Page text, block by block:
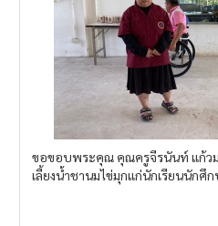
ขอขอบพระคุณ คุณครูจีรนันท์ แก้ว
เลี้ยงน้ำชานมไข่มุกแก่นักเรียนนักศึก